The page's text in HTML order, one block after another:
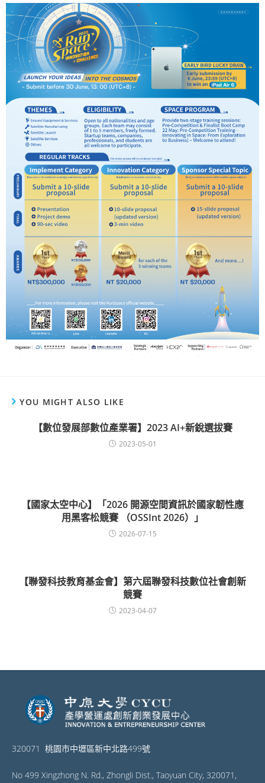
YOU MIGHT ALSO LIKE
【數位發展部數位產業署】2023 AI+新銳選拔賽
2023-05-01
【國家太空中心】「2026 開源空間資訊於國家韌性應
用黑客松競賽 （OSSInt 2026）」
2026-07-15
【聯發科技教育基金會】第六屆聯發科技數位社會創新
競賽
2023-04-07
320071 桃園市中壢區新中北路499號
No 499 Xingzhong N. Rd., Zhongli Dist., Taoyuan City, 320071,